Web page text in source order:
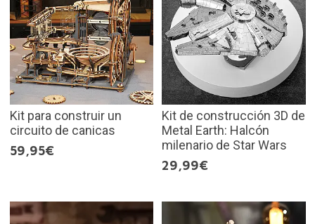
Kit para construir un
circuito de canicas
59,95€
Kit de construcción 3D de
Metal Earth: Halcón
milenario de Star Wars
29,99€